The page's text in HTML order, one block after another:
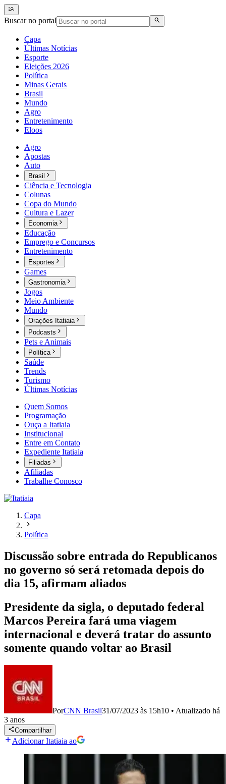
Buscar no portal
Capa
Últimas Notícias
Esporte
Eleições 2026
Política
Minas Gerais
Brasil
Mundo
Agro
Entretenimento
Eloos
Agro
Apostas
Auto
Brasil
Ciência e Tecnologia
Colunas
Copa do Mundo
Cultura e Lazer
Economia
Educação
Emprego e Concursos
Entretenimento
Esportes
Games
Gastronomia
Jogos
Meio Ambiente
Mundo
Orações Itatiaia
Podcasts
Pets e Animais
Política
Saúde
Trends
Turismo
Últimas Notícias
Quem Somos
Programação
Ouça a Itatiaia
Institucional
Entre em Contato
Expediente Itatiaia
Filiadas
Afiliadas
Trabalhe Conosco
Capa
Política
Discussão sobre entrada do Republicanos
no governo só será retomada depois do
dia 15, afirmam aliados
Presidente da sigla, o deputado federal
Marcos Pereira fará uma viagem
internacional e deverá tratar do assunto
somente quando voltar ao Brasil
PorCNN Brasil31/07/2023 às 15h10 • Atualizado há
3 anos
Compartilhar
Adicionar Itatiaia ao